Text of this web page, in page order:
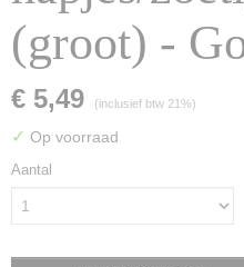
(groot) -
€ 5,49 (inclusief btw 21%)
✓ Op voorraad
Aantal